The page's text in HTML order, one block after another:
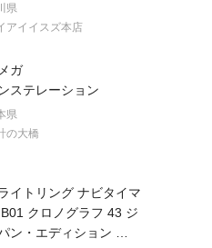
県
アイイスズ本店
ガ
ステレーション
県
の大橋
イトリング ナビタイマ
クロノグラフ 43 ジ
ン・エディション